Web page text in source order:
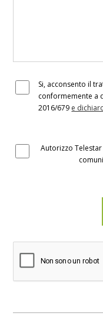
Si, acconsento il
conformemente a
2016/679 e
Autorizzo